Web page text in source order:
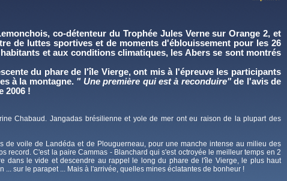
co-détenteur du Trophée Jules Verne sur Orange 2, et
de luttes sportives et de moments d'éblouissement pour les 26
et aux conditions climatiques, les Abers se sont montrés
du phare de l'île Vierge, ont mis à l'épreuve les participants
à la montagne. " Une première qui est à reconduire"de l'avis de
2006 !
Chabaud. Jangadas brésilienne et yole de mer ont eu raison de la plupart des
de voile de Landéda et de Plouguerneau, pour une manche intense au milieu des
record. C'est la paire Cammas - Blanchard qui s'est octroyée le meilleur temps en 2
dans le vide et descendre au rappel le long du phare de l'île Vierge, le plus haut
sur le parapet ... Mais à l'arrivée, quelles mines éclatantes de bonheur !